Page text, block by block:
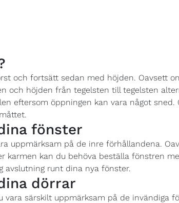
och fortsätt sedan med höjden. Oavsett
och höjden från tegelsten till tegelsten
eftersom öppningen kan vara något sned.
fönster
uppmärksam på de inre förhållandena.
karmen kan du behöva beställa fönstren
avslutning runt dina nya fönster.
dörrar
vara särskilt uppmärksam på de invändiga